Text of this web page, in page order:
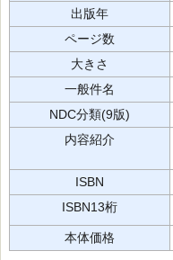
出版年
ページ数
大きさ
一般件名
NDC分類(9版)
内容紹介
ISBN
ISBN13桁
本体価格